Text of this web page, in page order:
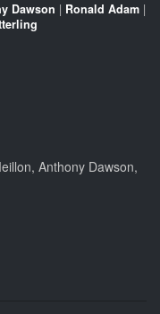
Dawson | Ronald Adam |
Anthony Dawson,